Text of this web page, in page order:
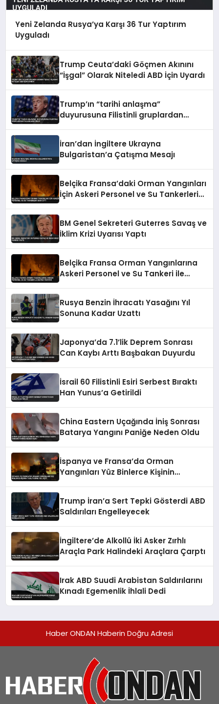
Yeni Zelanda Rusya’ya Karşı 36 Tur Yaptırım
Uyguladı
Trump Ceuta’daki Göçmen Akınını
“İşgal” Olarak Niteledi ABD İçin Uyardı
Trump’ın “tarihi anlaşma”
duyurusuna Filistinli gruplardan
İran’dan İngiltere Ukrayna
Bulgaristan’a Çatışma Mesajı
Belçika Fransa’daki Orman Yangınları
İçin Askeri Personel ve Su Tankerleri
BM Genel Sekreteri Guterres Savaş ve
İklim Krizi Uyarısı Yaptı
Belçika Fransa Orman Yangınlarına
Askeri Personel ve Su Tankeri ile
Rusya Benzin İhracatı Yasağını Yıl
Sonuna Kadar Uzattı
Japonya’da 7.1’lik Deprem Sonrası
Can Kaybı Arttı Başbakan Duyurdu
İsrail 60 Filistinli Esiri Serbest Bıraktı
Han Yunus’a Getirildi
China Eastern Uçağında İniş Sonrası
Batarya Yangını Paniğe Neden Oldu
İspanya ve Fransa’da Orman
Yangınları Yüz Binlerce Kişinin
Trump İran’a Sert Tepki Gösterdi ABD
Saldırıları Engelleyecek
İngiltere’de Alkollü İki Asker Zırhlı
Araçla Park Halindeki Araçlara Çarptı
Irak ABD Suudi Arabistan Saldırılarını
Kınadı Egemenlik İhlali Dedi
Haber ONDAN Haberin Doğru Adresi